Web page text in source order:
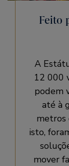
Feito
A
12 000
podem
até à
metros
isto,
mover